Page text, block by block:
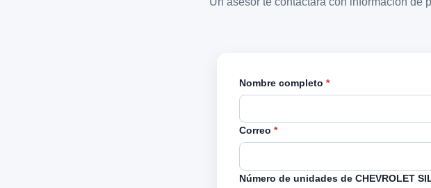
Nombre completo *
Correo *
Número de unidades de CHEVROLET